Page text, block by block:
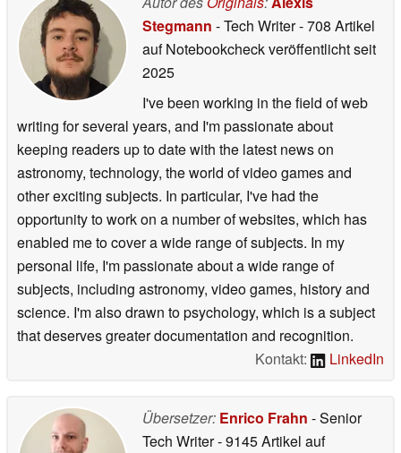
Stegmann - Tech Writer- 708 Artikel
auf Notebookcheck veröffentlichtseit
2025
I've been working in the field of web
writing for several years, and I'm passionate about
keeping readers up to date with the latest news on
astronomy, technology, the world of video games and
other exciting subjects. In particular, I've had the
opportunity to work on a number of websites, which has
enabled me to cover a wide range of subjects. In my
personal life, I'm passionate about a wide range of
subjects, including astronomy, video games, history and
science. I'm also drawn to psychology, which is a subject
that deserves greater documentation and recognition.
Kontakt:
LinkedIn
Übersetzer: Enrico Frahn - Senior
Tech Writer- 9145 Artikel auf